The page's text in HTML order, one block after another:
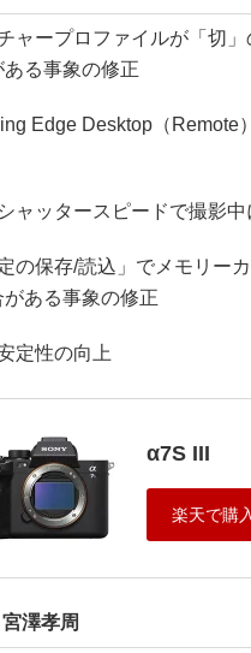
ャープロファイルが「切
ある事象の修正
Edge Desktop（Remote
ャッタースピードで撮影
の保存/読込」でメモリー
がある事象の修正
定性の向上
α7S III
澤孝周